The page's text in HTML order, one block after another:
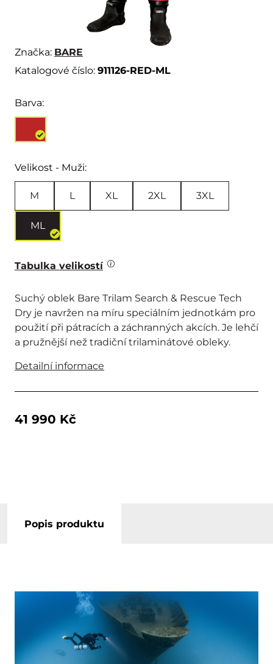
Značka: BARE
Katalogové číslo: 911126-RED-ML
Barva:
Velikost - Muži:
M L XL 2XL 3XL
ML
Tabulka velikostí
Suchý oblek Bare Trilam Search & Rescue Tech
Dry je navržen na míru speciálním jednotkám pro
použití při pátracích a záchranných akcích. Je lehčí
a pružnější než tradiční trilaminátové obleky.
Detailní informace
41 990 Kč
Popis produktu